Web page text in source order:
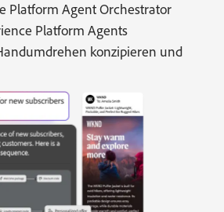
Platform Agent Orchestrator
Platform Agents
konzipieren und